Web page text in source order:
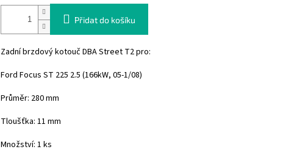
Přidat do košíku
Zadní brzdový kotouč DBA Street T2 pro:
Ford Focus ST 225 2.5 (166kW, 05-1/08)
Průměr: 280 mm
Tloušťka: 11 mm
Množství: 1 ks